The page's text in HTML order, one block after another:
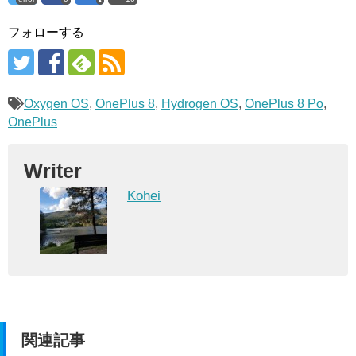
フォローする
Oxygen OS, OnePlus 8, Hydrogen OS, OnePlus 8 Po,
OnePlus
Writer
Kohei
関連記事